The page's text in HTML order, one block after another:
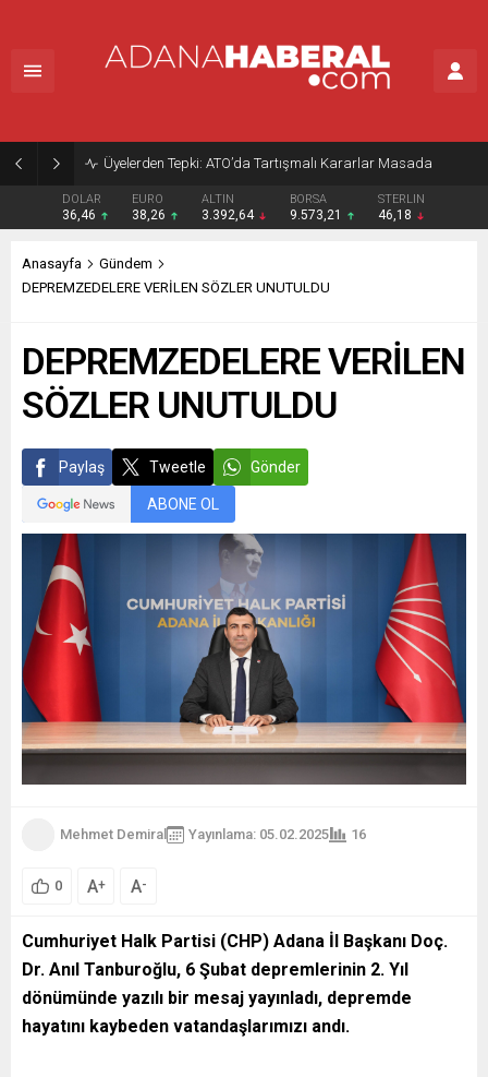
Üyelerden Tepki: ATO’da Tartışmalı Kararlar Masada
DOLAR
36,46
EURO
38,26
ALTIN
3.392,64
BORSA
9.573,21
STERLIN
46,18
Anasayfa
Gündem
DEPREMZEDELERE VERİLEN SÖZLER UNUTULDU
DEPREMZEDELERE VERİLEN
SÖZLER UNUTULDU
Paylaş Tweetle Gönder
ABONE OL
Mehmet Demiral Yayınlama: 05.02.2025 16
0 A+ A-
Cumhuriyet Halk Partisi (CHP) Adana İl Başkanı Doç.
Dr. Anıl Tanburoğlu, 6 Şubat depremlerinin 2. Yıl
dönümünde yazılı bir mesaj yayınladı, depremde
hayatını kaybeden vatandaşlarımızı andı.